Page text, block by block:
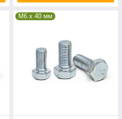
М6 x 40 мм